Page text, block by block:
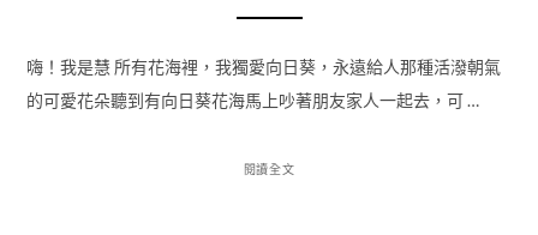
嗨！我是慧 所有花海裡，我獨愛向日葵，永遠給人那種活潑朝氣
的可愛花朵聽到有向日葵花海馬上吵著朋友家人一起去，可 …
閱讀全文